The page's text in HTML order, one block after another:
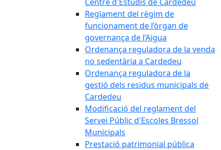
Reglament del règim de
funcionament de l’òrgan de
governança de l’Aigua
Ordenança reguladora de la venda
no sedentària a Cardedeu
Ordenança reguladora de la
gestió dels residus municipals de
Cardedeu
Modificació del reglament del
Servei Públic d'Escoles Bressol
Municipals
Prestació patrimonial pública